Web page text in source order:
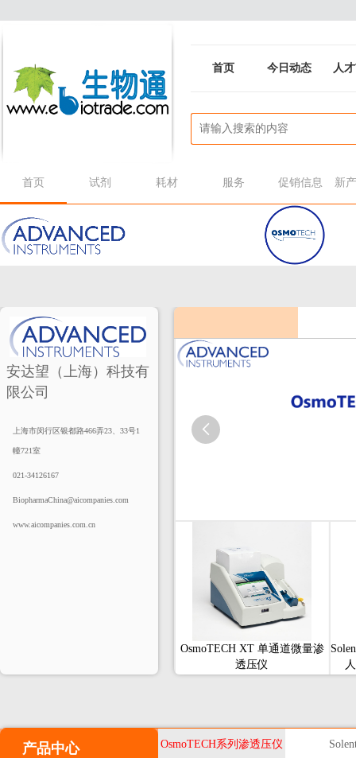
首页 今日动态 人
首页 试剂 耗材 服务 促销信息 新
安达望（上海）科技有
限公司
上海市闵行区银都路466弄23、33号1
幢721室
021-34126167
BiopharmaChina@aicompanies.com
www.aicompanies.com.cn

OsmoTECH XT 单通道微量渗
透压仪
产品中心 OsmoTECH系列渗透压仪